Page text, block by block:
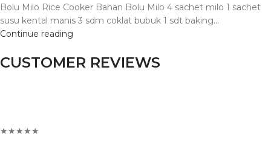
Bolu Milo Rice Cooker Bahan Bolu Milo 4 sachet milo 1 sachet
susu kental manis 3 sdm coklat bubuk 1 sdt baking…
Continue reading
CUSTOMER REVIEWS
★★★★★